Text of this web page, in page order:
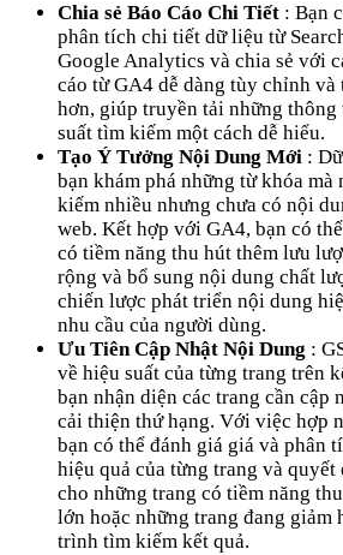
Chia sẻ Báo Cáo Chi Tiết : Bạn
phân tích chi tiết dữ liệu từ
Google Analytics và chia sẻ với
cáo từ GA4 dễ dàng tùy chỉnh
hơn, giúp truyền tải những
suất tìm kiếm một cách dễ hiểu.
Tạo Ý Tưởng Nội Dung Mới :
bạn khám phá những từ khóa
kiếm nhiều nhưng chưa có nội
web. Kết hợp với GA4, bạn có
có tiềm năng thu hút thêm lưu
rộng và bổ sung nội dung chất
chiến lược phát triển nội dung
nhu cầu của người dùng.
Ưu Tiên Cập Nhật Nội Dung :
về hiệu suất của từng trang trên
bạn nhận diện các trang cần cập
cải thiện thứ hạng. Với việc hợp
bạn có thể đánh giá giá và phân
hiệu quả của từng trang và
cho những trang có tiềm năng
lớn hoặc những trang đang giảm
trình tìm kiếm kết quả.